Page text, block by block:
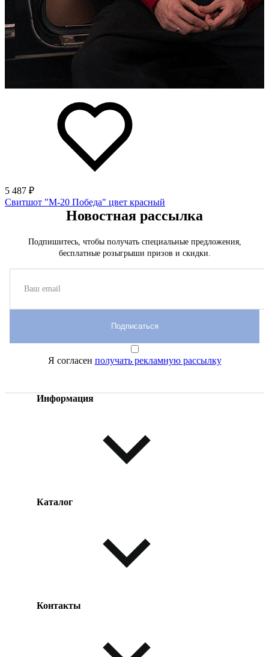
5 487 ₽
Свитшот "М-20 Победа" цвет красный
Информация
Таблица размеров
Каталог
Контакты
Новостная рассылка
Подпишитесь, чтобы получать специальные предложения,
бесплатные розыгрыши призов и скидки.
Подписаться
Я согласен получать рекламную рассылку